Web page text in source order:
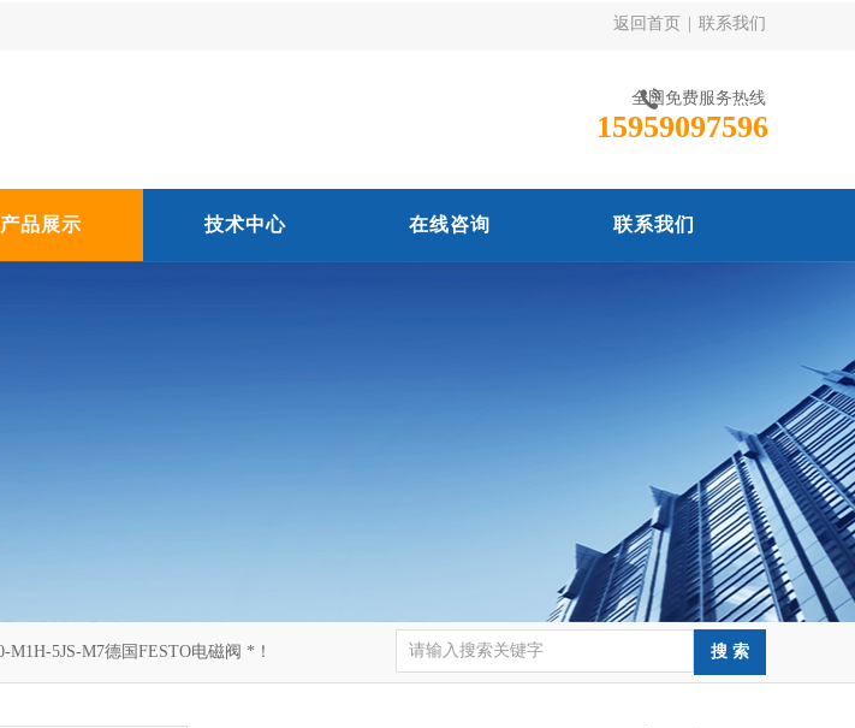
返回首页 联系我们
全国免费服务热线
15959097596
产品展示 技术中心 在线咨询 联系我们
M1H-5JS-M7德国FESTO电磁阀 *！